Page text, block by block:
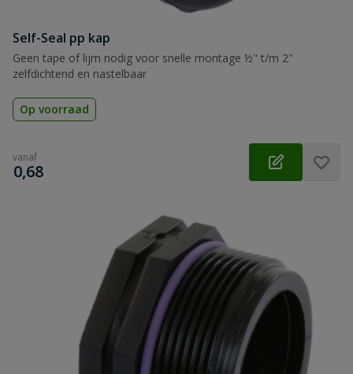
Self-Seal pp kap
Geen tape of lijm nodig voor snelle montage ½" t/m 2"
zelfdichtend en nastelbaar
Op voorraad
vanaf
€
0,68